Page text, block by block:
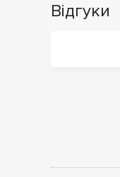
Відгуки